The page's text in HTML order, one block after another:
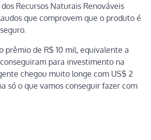
Recursos Naturais Renováveis
que comprovem que o produto é
prêmio de R$ 10 mil, equivalente a
para investimento na
chegou muito longe com US$ 2
só o que vamos conseguir fazer com